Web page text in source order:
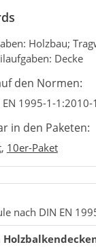
Holzbau;
Decke
den Normen:
EN 1995-1-
in den Paketen:
, 10er-Paket
nach DIN EN